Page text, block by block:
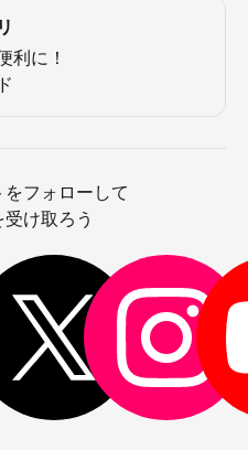
利に！
フォローして
け取ろう